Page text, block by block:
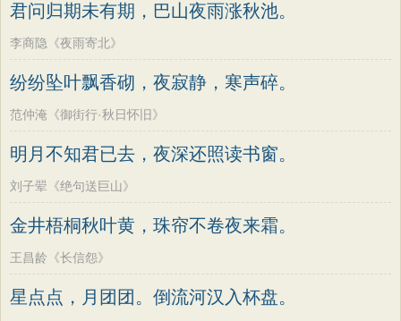
君问归期未有期，巴山夜雨涨秋池。
李商隐《夜雨寄北》
纷纷坠叶飘香砌，夜寂静，寒声碎。
范仲淹《御街行·秋日怀旧》
明月不知君已去，夜深还照读书窗。
刘子翚《绝句送巨山》
金井梧桐秋叶黄，珠帘不卷夜来霜。
王昌龄《长信怨》
星点点，月团团。倒流河汉入杯盘。